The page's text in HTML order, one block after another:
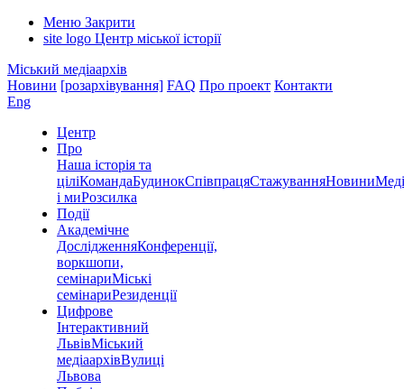
Меню Закрити
site logo Центр міської історії
Міський медіаархів
Новини [розархівування] FAQ Про проект Контакти
Eng
Центр
Про
Наша історія та
ціліКомандаБудинокСпівпрацяСтажуванняНовини
і миРозсилка
Події
Академічне
ДослідженняКонференції,
воркшопи,
семінариМіські
семінариРезиденції
Цифрове
Інтерактивний
ЛьвівМіський
медіаархівВулиці
Львова